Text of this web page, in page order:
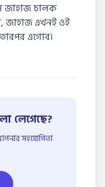
জাহাজ চালক
জাহাজ এখনই ওই
এগোব।
লেগেছে?
সহযোগিতা